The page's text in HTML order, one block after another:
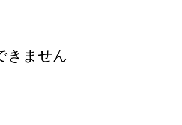
きません